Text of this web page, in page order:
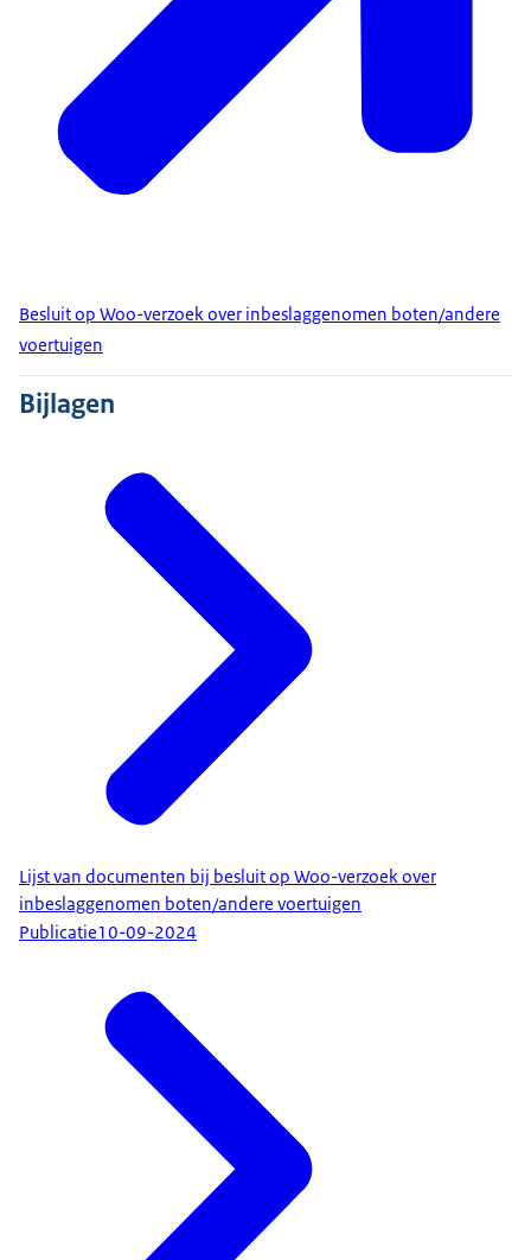
Besluit op Woo-verzoek over inbeslaggenomen boten/andere
voertuigen
Bijlagen
Lijst van documenten bij besluit op Woo-verzoek over
inbeslaggenomen boten/andere voertuigen
Publicatie10-09-2024